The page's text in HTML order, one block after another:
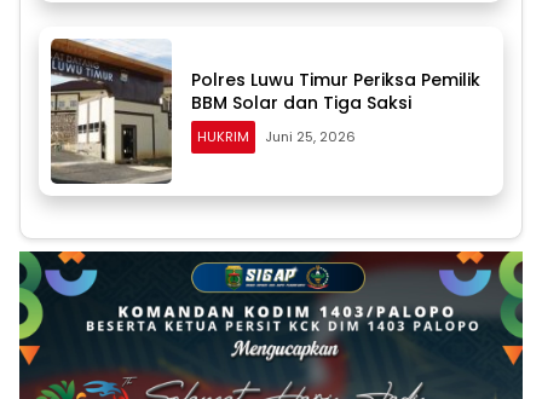
Polres Luwu Timur Periksa Pemilik
BBM Solar dan Tiga Saksi
HUKRIM Juni 25, 2026